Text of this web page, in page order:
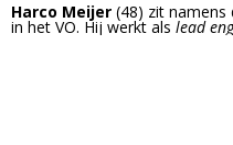
Harco Meijer (48) zit namens
in het VO. Hij werkt als lead